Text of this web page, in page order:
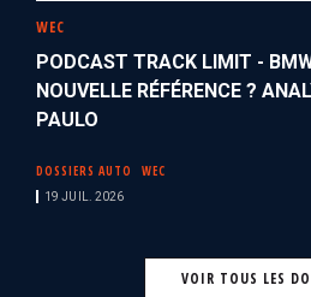
WEC
PODCAST TRACK LIMIT -
NOUVELLE RÉFÉRENCE ?
PAULO
DOSSIERS AUTO WEC
19 JUIL. 2026
VOIR TOUS LES